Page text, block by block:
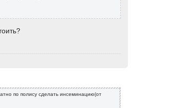
по полису сделать инсеминацию(от